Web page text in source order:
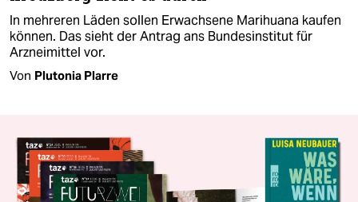
In mehreren Läden sollen Erwachsene Marihuana kaufen
können. Das sieht der Antrag ans Bundesinstitut für
Arzneimittel vor.
Von Plutonia Plarre